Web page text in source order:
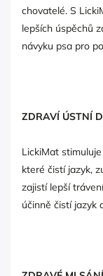
chovatelé. S
lepších úspěchů
návyku psa pro
ZDRAVÍ ÚSTNÍ
LickiMat
které čistí jazyk,
zajistí lepší
účinně čistí jazyk